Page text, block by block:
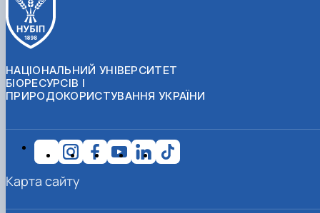
НАЦІОНАЛЬНИЙ УНІВЕРСИТЕТ
БІОРЕСУРСІВ І
ПРИРОДОКОРИСТУВАННЯ УКРАЇНИ
Карта сайту